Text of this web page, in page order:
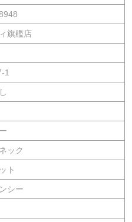
旗艦店
1
ック
ト
シー